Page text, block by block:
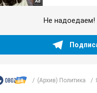
Не надоедаем!
(Архив) Политика